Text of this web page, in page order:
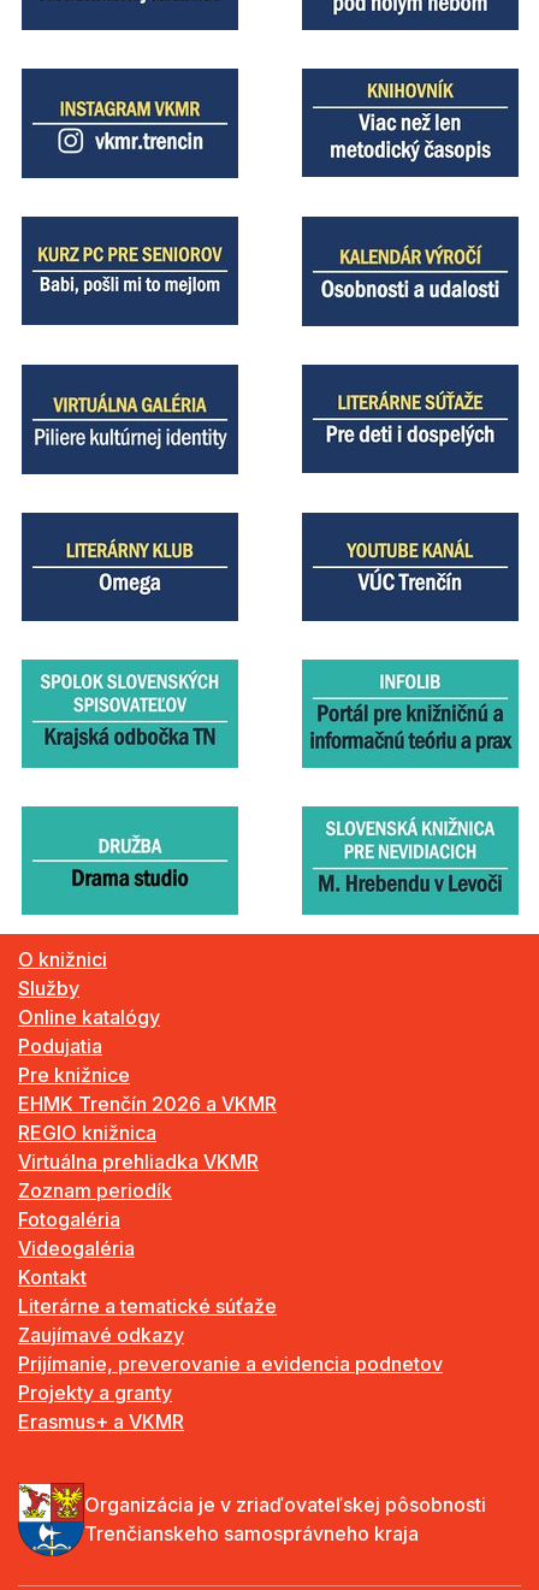
O knižnici
Služby
Online katalógy
Podujatia
Pre knižnice
EHMK Trenčín 2026 a VKMR
REGIO knižnica
Virtuálna prehliadka VKMR
Zoznam periodík
Fotogaléria
Videogaléria
Kontakt
Literárne a tematické súťaže
Zaujímavé odkazy
Prijímanie, preverovanie a evidencia podnetov
Projekty a granty
Erasmus+ a VKMR
Organizácia je v zriaďovateľskej pôsobnosti
Trenčianskeho samosprávneho kraja